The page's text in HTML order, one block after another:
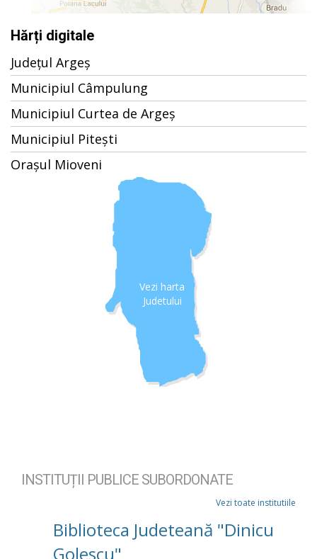
Hărți digitale
Județul Argeș
Municipiul Câmpulung
Municipiul Curtea de Argeș
Municipiul Pitești
Orașul Mioveni
Vezi harta
Judetului
INSTITUȚII PUBLICE SUBORDONATE
Vezi toate institutiile
Biblioteca Judeteană "Dinicu
Golescu"